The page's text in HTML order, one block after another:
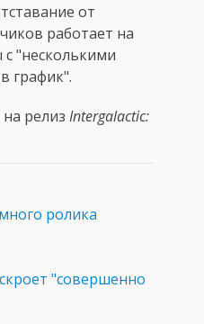
от
работает на
"несколькими
график".
релиз Intergalactic:
ролика
"совершенно